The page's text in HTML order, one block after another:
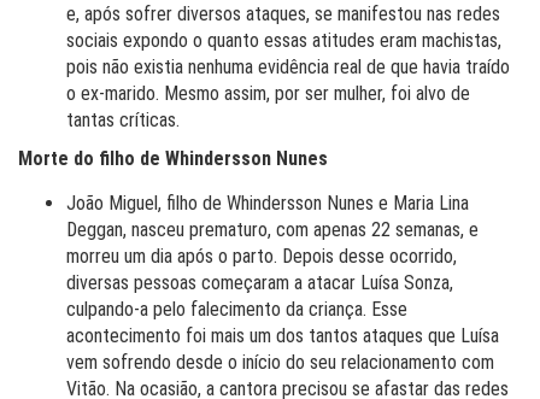
e, após sofrer diversos ataques, se manifestou nas redes
sociais expondo o quanto essas atitudes eram machistas,
pois não existia nenhuma evidência real de que havia traído
o ex-marido. Mesmo assim, por ser mulher, foi alvo de
tantas críticas.
Morte do filho de Whindersson Nunes
João Miguel, filho de Whindersson Nunes e Maria Lina
Deggan, nasceu prematuro, com apenas 22 semanas, e
morreu um dia após o parto. Depois desse ocorrido,
diversas pessoas começaram a atacar Luísa Sonza,
culpando-a pelo falecimento da criança. Esse
acontecimento foi mais um dos tantos ataques que Luísa
vem sofrendo desde o início do seu relacionamento com
Vitão. Na ocasião, a cantora precisou se afastar das redes